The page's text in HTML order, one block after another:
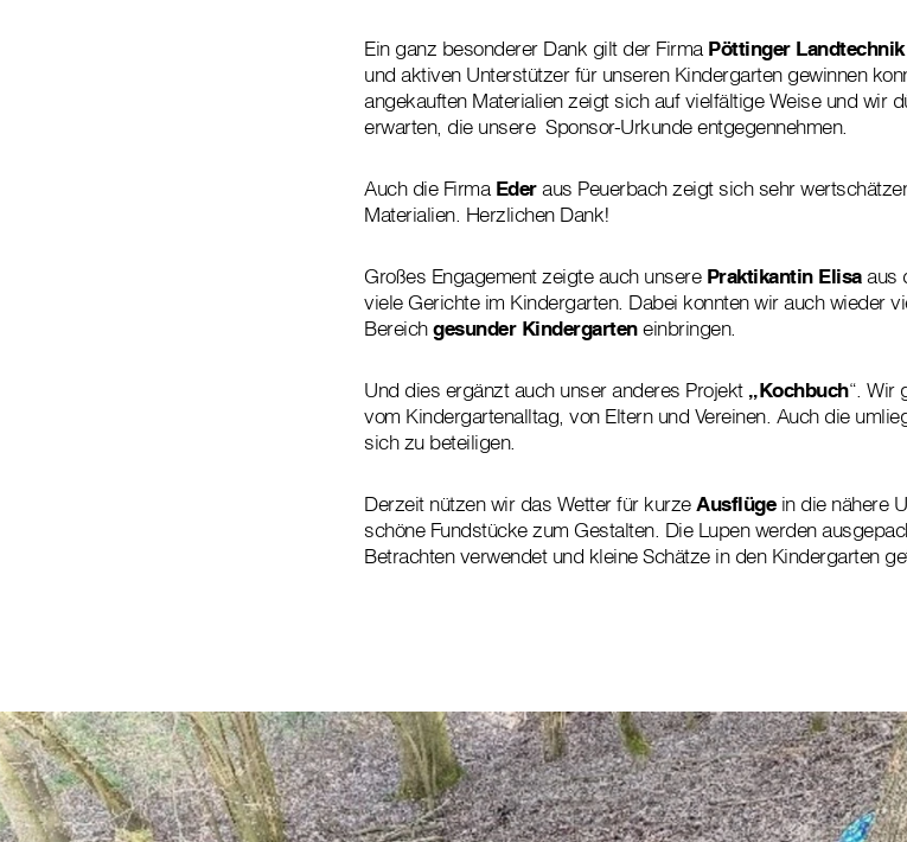
Ein ganz besonderer Dank gilt der Firma Pöttinger Landtechnik
und aktiven Unterstützer für unseren Kindergarten gewinnen
angekauften Materialien zeigt sich auf vielfältige Weise und wir
erwarten, die unsere Sponsor-Urkunde entgegennehmen.
Auch die Firma Ederaus Peuerbach zeigt sich sehr
Materialien. Herzlichen Dank!
Großes Engagement zeigte auch unsere Praktikantin Elisaaus
viele Gerichte im Kindergarten. Dabei konnten wir auch wieder
Bereichgesunder Kindergarteneinbringen.
Und dies ergänzt auch unser anderes Projekt „Kochbuch“. Wir
vom Kindergartenalltag, von Eltern und Vereinen. Auch die
sich zu beteiligen.
Derzeit nützen wir das Wetter für kurzeAusflügein die nähere
schöne Fundstücke zum Gestalten. Die Lupen werden
Betrachten verwendet und kleine Schätze in den Kindergarten